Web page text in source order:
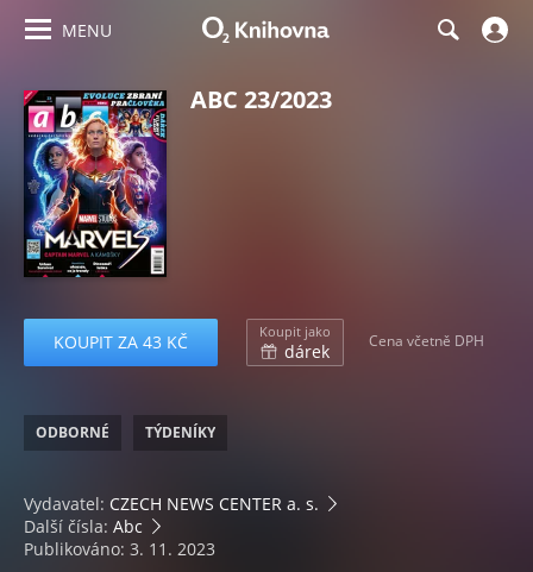
MENU
ABC 23/2023
KOUPIT ZA 43 KČ Koupit jako
dárek Cena včetně DPH
ODBORNÉ TÝDENÍKY
Vydavatel: CZECH NEWS CENTER a. s.
Další čísla: Abc
Publikováno: 3. 11. 2023